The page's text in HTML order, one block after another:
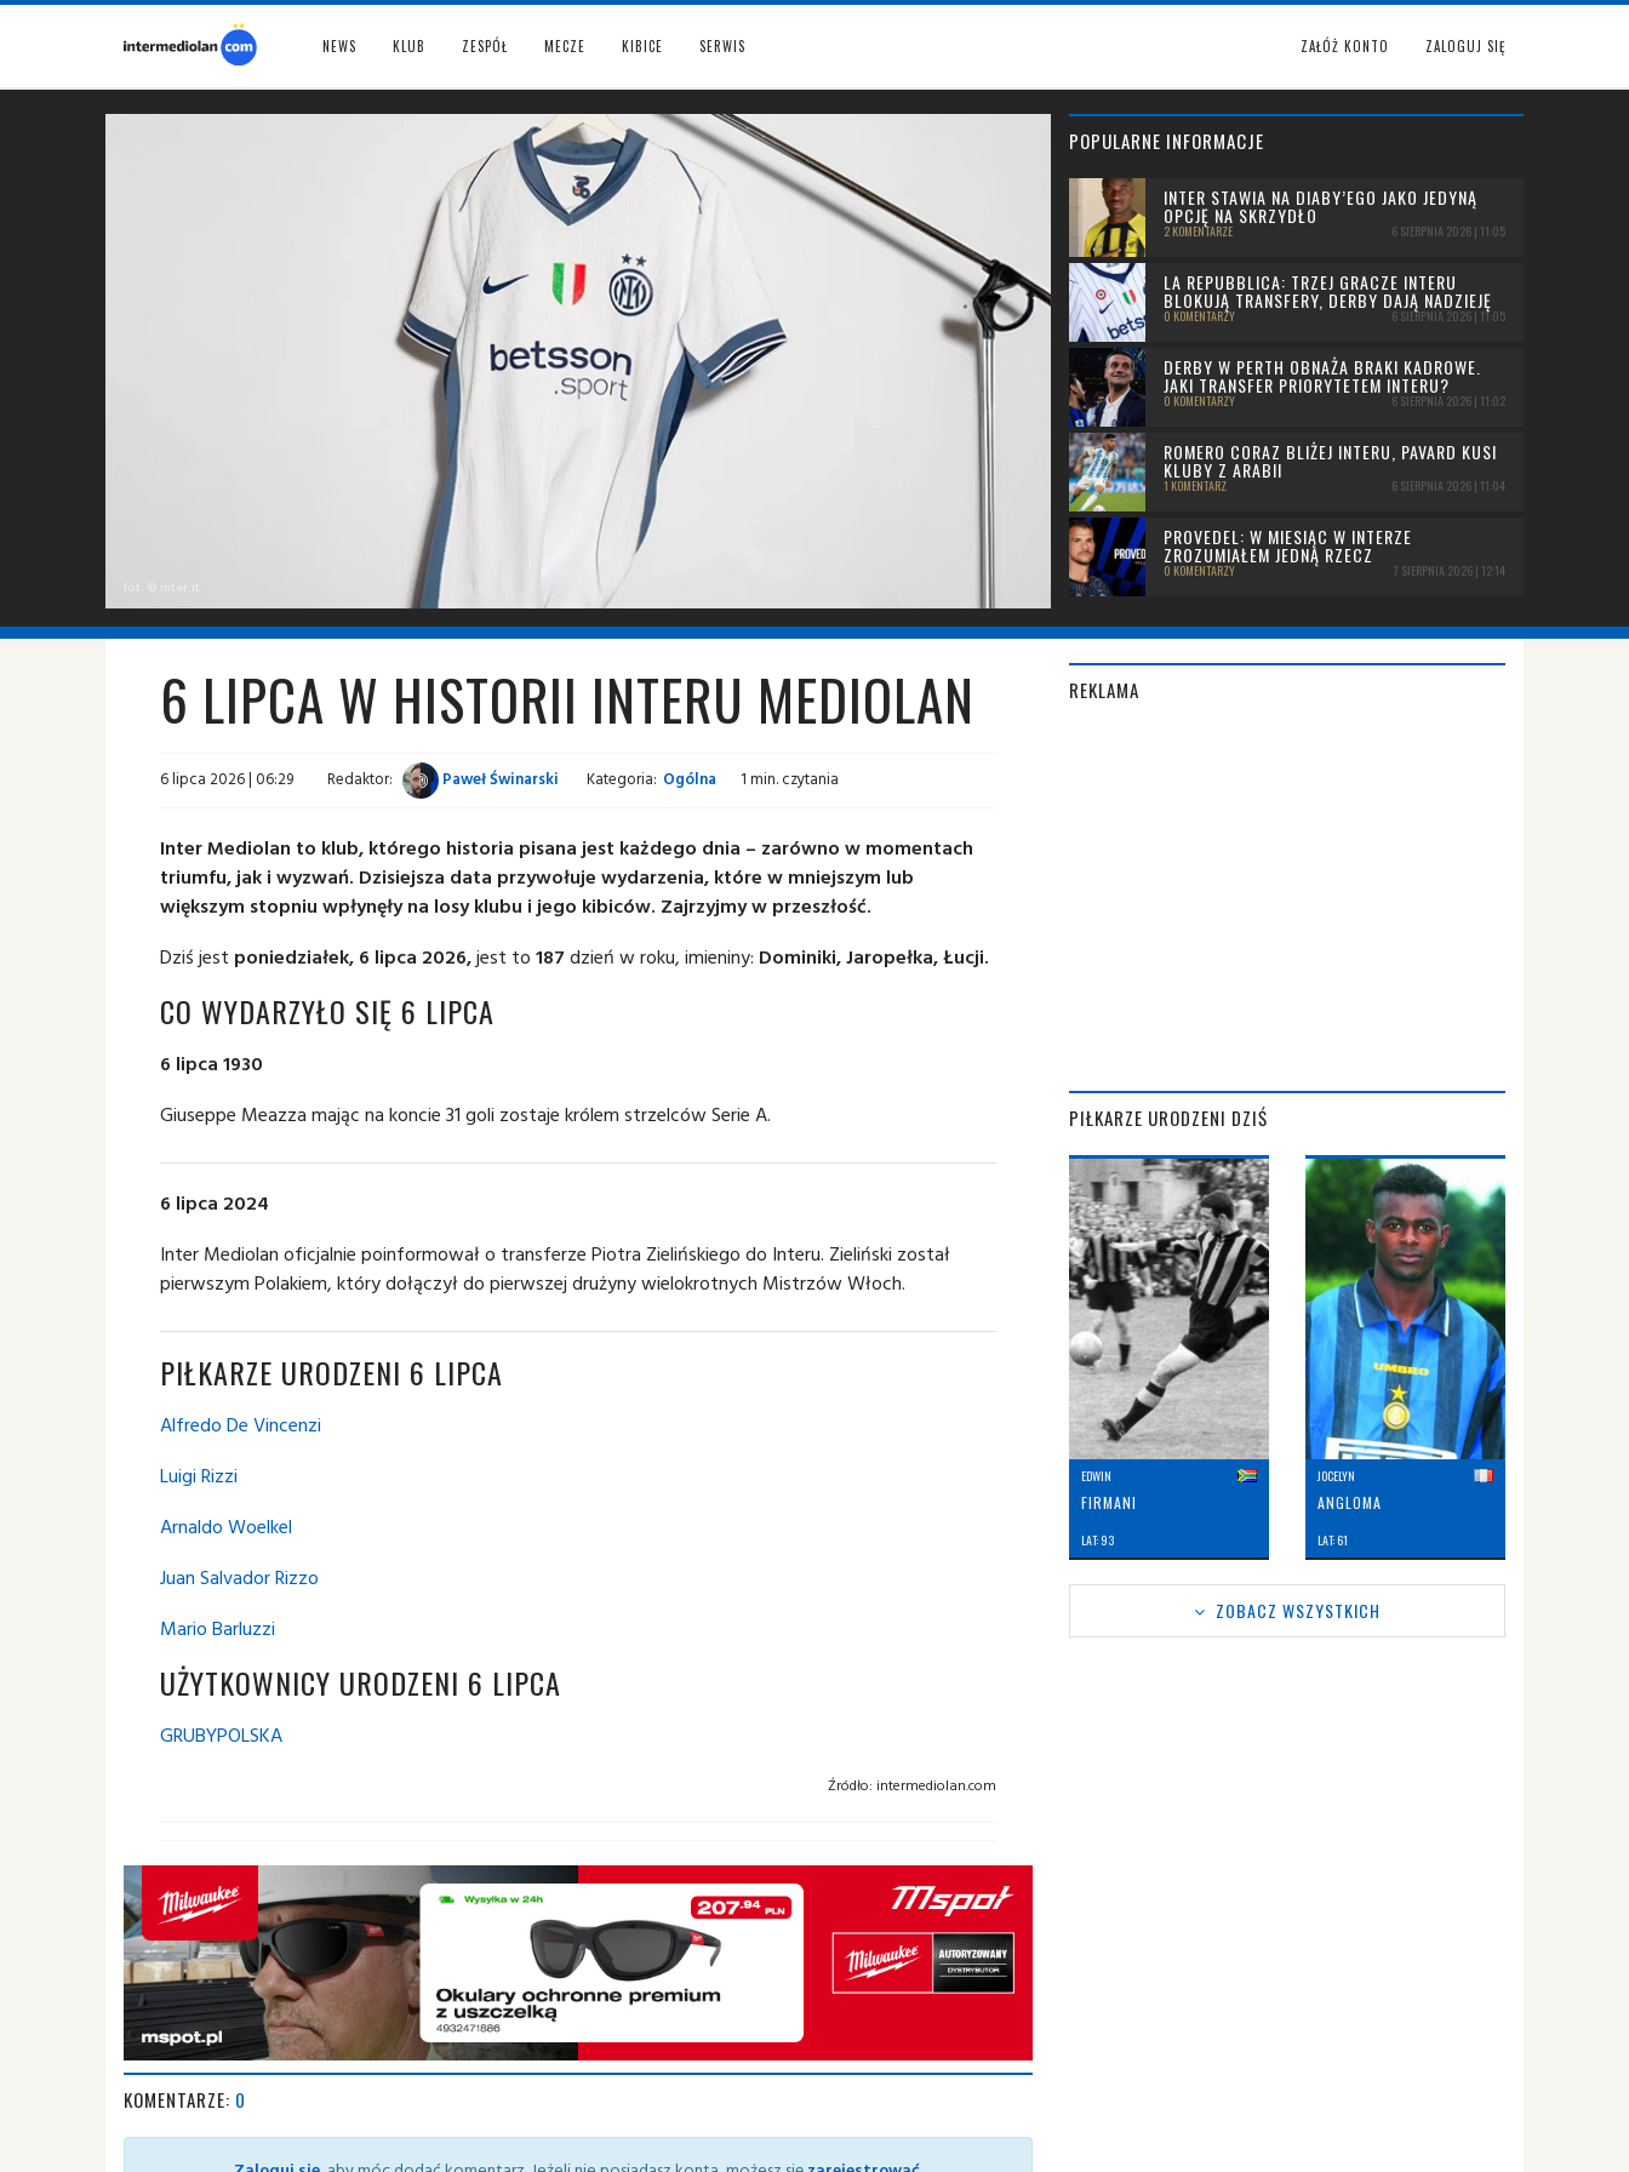
NEWS KLUB ZESPÓŁ MECZE KIBICE SERWIS ZAŁÓŻ KONTO ZALOGUJ SIĘ
POPULARNE INFORMACJE
INTER STAWIA NA DIABY’EGO JAKO JEDYNĄ
OPCJĘ NA SKRZYDŁO
2 KOMENTARZE 6 SIERPNIA 2026 | 11:05
LA REPUBBLICA: TRZEJ GRACZE INTERU
BLOKUJĄ TRANSFERY, DERBY DAJĄ NADZIEJĘ
0 KOMENTARZY 6 SIERPNIA 2026 | 11:05
DERBY W PERTH OBNAŻA BRAKI KADROWE.
JAKI TRANSFER PRIORYTETEM INTERU?
0 KOMENTARZY 6 SIERPNIA 2026 | 11:02
ROMERO CORAZ BLIŻEJ INTERU, PAVARD KUSI
KLUBY Z ARABII
1 KOMENTARZ 6 SIERPNIA 2026 | 11:04
PROVEDEL: W MIESIĄC W INTERZE
ZROZUMIAŁEM JEDNĄ RZECZ
0 KOMENTARZY 7 SIERPNIA 2026 | 12:14
6 LIPCA W HISTORII INTERU MEDIOLAN
6 lipca 2026 | 06:29 Redaktor: Paweł Świnarski Kategoria: Ogólna 1 min. czytania
Inter Mediolan to klub, którego historia pisana jest każdego dnia – zarówno w momentach
triumfu, jak i wyzwań. Dzisiejsza data przywołuje wydarzenia, które w mniejszym lub
większym stopniu wpłynęły na losy klubu i jego kibiców. Zajrzyjmy w przeszłość.
Dziś jest poniedziałek, 6 lipca 2026,jest to 187 dzień w roku, imieniny: Dominiki, Jaropełka, Łucji.
CO WYDARZYŁO SIĘ 6 LIPCA
6 lipca 1930
Giuseppe Meazza mając na koncie 31 goli zostaje królem strzelców Serie A.
6 lipca 2024
Inter Mediolan oficjalnie poinformował o transferze Piotra Zielińskiego do Interu. Zieliński został
pierwszym Polakiem, który dołączył do pierwszej drużyny wielokrotnych Mistrzów Włoch.
PIŁKARZE URODZENI 6 LIPCA
Alfredo De Vincenzi
Luigi Rizzi
Arnaldo Woelkel
Juan Salvador Rizzo
Mario Barluzzi
UŻYTKOWNICY URODZENI 6 LIPCA
GRUBYPOLSKA
Źródło: intermediolan.com
KOMENTARZE: 0
REKLAMA
PIŁKARZE URODZENI DZIŚ
EDWIN
FIRMANI
LAT: 93
JOCELYN
ANGLOMA
LAT: 61
ZOBACZ WSZYSTKICH